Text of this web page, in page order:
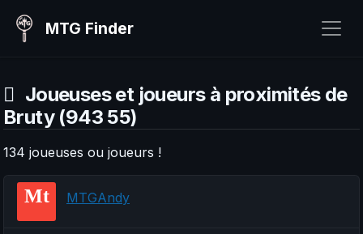
MTG Finder
Joueuses et joueurs à proximités de
Bruty (943 55)
134 joueuses ou joueurs !
Mt MTGAndy